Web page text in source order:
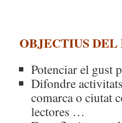
OBJECTIUS
Potenciar el gust
Difondre
comarca o ciutat
lectores …